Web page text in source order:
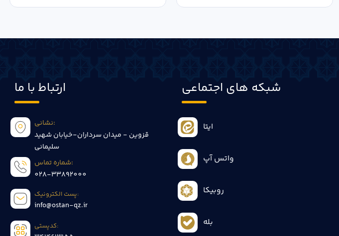
ارتباط با ما
نشانی:
قزوین - میدان سرداران-خیابان شهید
سلیمانی
شماره تماس:
028-33892000
پست الکترونیک:
info@ostan-qz.ir
کدپستی:
شبکه های اجتماعی
ایتا
واتس آپ
روبیکا
بله